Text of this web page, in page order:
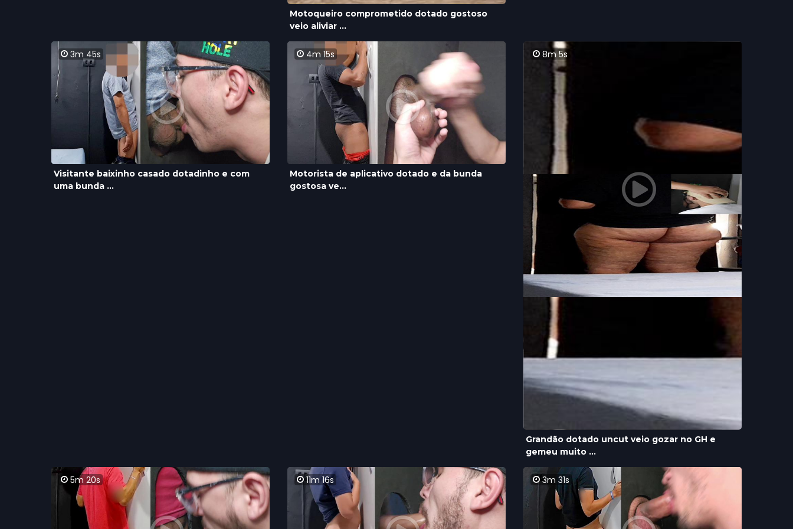
Motoqueiro comprometido dotado gostoso
veio aliviar ...
3m 45s
Visitante baixinho casado dotadinho e com
uma bunda ...
4m 15s
Motorista de aplicativo dotado e da bunda
gostosa ve...
8m 5s
Grandão dotado uncut veio gozar no GH e
gemeu muito ...
5m 20s 11m 16s 3m 31s